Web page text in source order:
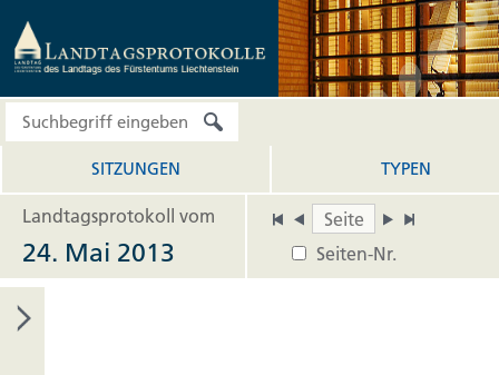
SITZUNGEN TYPEN
Landtagsprotokoll vom
Seiten-Nr.
24. Mai 2013